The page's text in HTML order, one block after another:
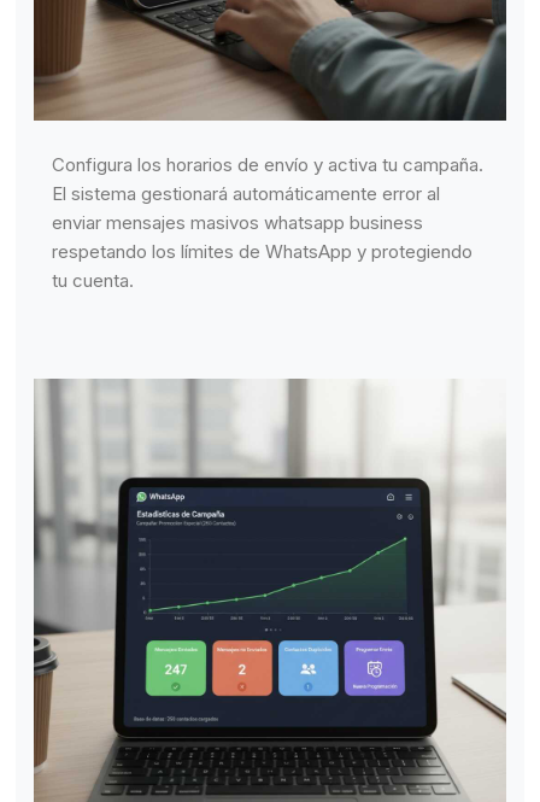
Configura los horarios de envío y activa tu campaña.
El sistema gestionará automáticamente error al
enviar mensajes masivos whatsapp business
respetando los límites de WhatsApp y protegiendo
tu cuenta.